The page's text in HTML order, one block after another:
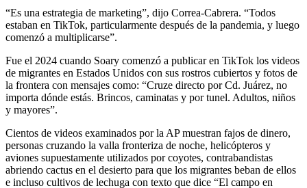
“Es una estrategia de marketing”, dijo Correa-Cabrera. “Todos
estaban en TikTok, particularmente después de la pandemia, y luego
comenzó a multiplicarse”.
Fue el 2024 cuando Soary comenzó a publicar en TikTok los videos
de migrantes en Estados Unidos con sus rostros cubiertos y fotos de
la frontera con mensajes como: “Cruze directo por Cd. Juárez, no
importa dónde estás. Brincos, caminatas y por tunel. Adultos, niños
y mayores”.
Cientos de videos examinados por la AP muestran fajos de dinero,
personas cruzando la valla fronteriza de noche, helicópteros y
aviones supuestamente utilizados por coyotes, contrabandistas
abriendo cactus en el desierto para que los migrantes beban de ellos
e incluso cultivos de lechuga con texto que dice “El campo en